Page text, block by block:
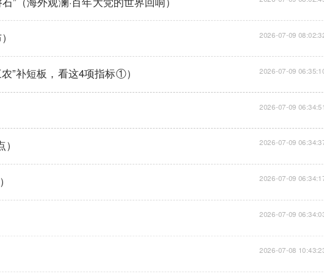
2026-07-09
”补短板，看这4项指标①） 2026-07-09
2026-07-09 06:34:51
2026-07-09
2026-07-09
2026-07-09
2026-07-08